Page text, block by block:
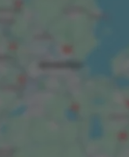
eigenaar/huurder.